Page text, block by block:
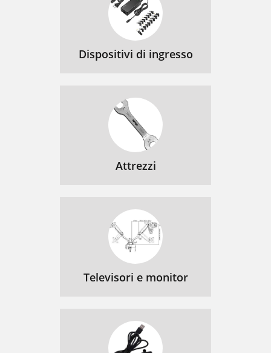
Dispositivi di ingresso
Attrezzi
Televisori e monitor